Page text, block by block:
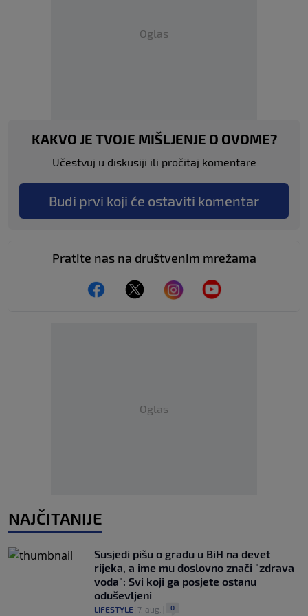
Oglas
KAKVO JE TVOJE MIŠLJENJE O OVOME?
Učestvuj u diskusiji ili pročitaj komentare
Budi prvi koji će ostaviti komentar
Pratite nas na društvenim mrežama
Oglas
NAJČITANIJE
Susjedi pišu o gradu u BiH na devet
rijeka, a ime mu doslovno znači "zdrava
voda": Svi koji ga posjete ostanu
oduševljeni
LIFESTYLE 7. aug. 0